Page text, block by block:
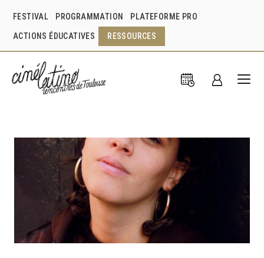
FESTIVAL PROGRAMMATION PLATEFORME PRO
ACTIONS ÉDUCATIVES RESSOURCES